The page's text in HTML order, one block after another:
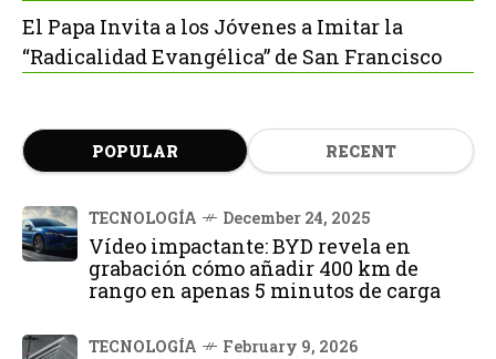
El Papa Invita a los Jóvenes a Imitar la
“Radicalidad Evangélica” de San Francisco
POPULAR RECENT
TECNOLOGÍA December 24, 2025
Vídeo impactante: BYD revela en
grabación cómo añadir 400 km de
rango en apenas 5 minutos de carga
TECNOLOGÍA February 9, 2026